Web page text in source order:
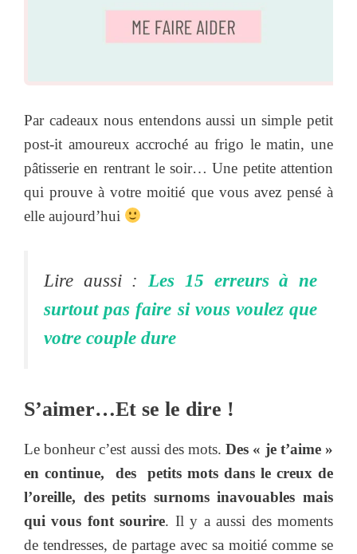
Par cadeaux nous entendons aussi un simple petit
post-it amoureux accroché au frigo le matin, une
pâtisserie en rentrant le soir… Une petite attention
qui prouve à votre moitié que vous avez pensé à
elle aujourd’hui
Lire aussi :Les 15 erreurs à ne
surtout pas faire si vous voulez que
votre couple dure
S’aimer…Et se le dire !
Le bonheur c’est aussi des mots.Des « je t’aime »
en continue, des petits mots dans le creux de
l’oreille, des petits surnoms inavouables mais
qui vous font sourire. Il y a aussi des moments
de tendresses, de partage avec sa moitié comme se